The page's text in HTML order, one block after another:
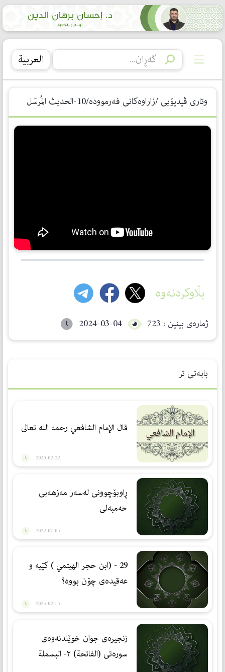
العربیة
وتاری ڤیدیۆیی /زاراوەكانی فەرموودە/10-الحديث المُرسَل
بڵاوکردنەوە
ژمارەی بینین : 723 2024-03-04
بابەتی تر
قال الإمام الشافعي رحمه الله تعالى
2020-02-22
ڕاوبۆچوونی لەسەر مەزهەبی
حەمبەلی
2022-07-05
29 - (ابن حجر الهيتمي ) كێیە و
عەقیدەی چۆن بووە؟
2025-02-15
زنجیره‌ی جوان خوێندنه‌وه‌ی
سوره‌تی (الفاتحة) ٢- البسملة